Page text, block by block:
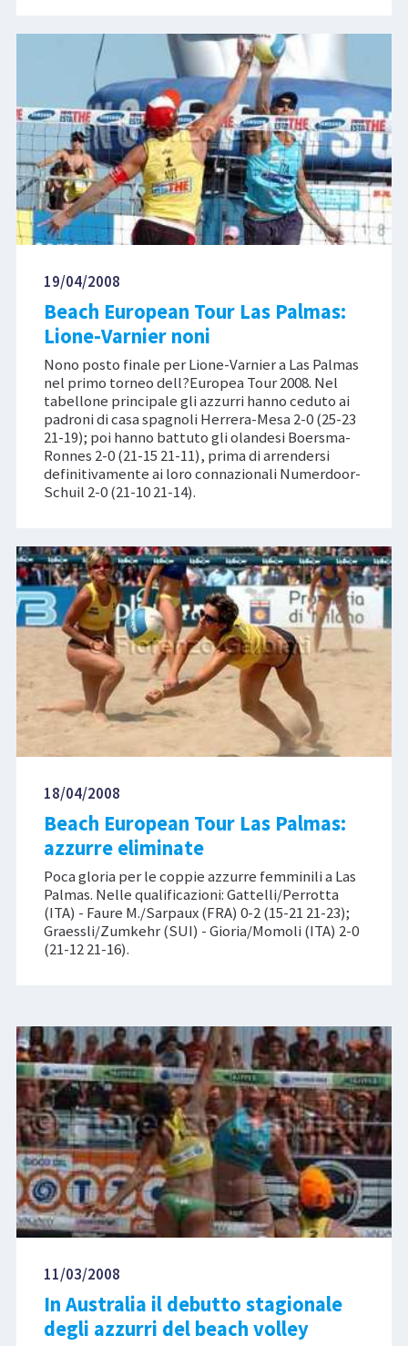
19/04/2008
Beach European Tour Las Palmas:
Lione-Varnier noni
Nono posto finale per Lione-Varnier a Las Palmas
nel primo torneo dell?Europea Tour 2008. Nel
tabellone principale gli azzurri hanno ceduto ai
padroni di casa spagnoli Herrera-Mesa 2-0 (25-23
21-19); poi hanno battuto gli olandesi Boersma-
Ronnes 2-0 (21-15 21-11), prima di arrendersi
definitivamente ai loro connazionali Numerdoor-
Schuil 2-0 (21-10 21-14).
18/04/2008
Beach European Tour Las Palmas:
azzurre eliminate
Poca gloria per le coppie azzurre femminili a Las
Palmas. Nelle qualificazioni: Gattelli/Perrotta
(ITA) - Faure M./Sarpaux (FRA) 0-2 (15-21 21-23);
Graessli/Zumkehr (SUI) - Gioria/Momoli (ITA) 2-0
(21-12 21-16).
11/03/2008
In Australia il debutto stagionale
degli azzurri del beach volley